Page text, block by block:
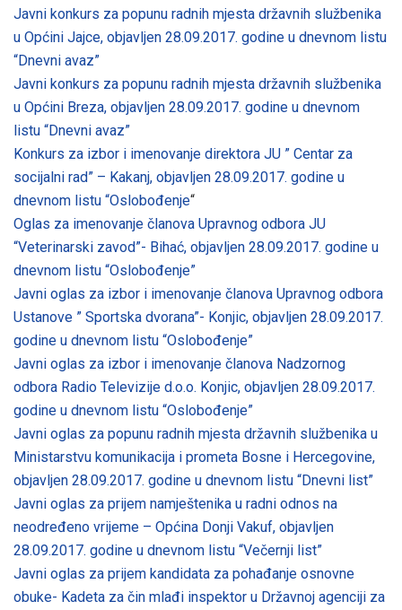
Javni konkurs za popunu radnih mjesta državnih službenika
u Općini Jajce, objavljen 28.09.2017. godine u dnevnom listu
“Dnevni avaz”
Javni konkurs za popunu radnih mjesta državnih službenika
u Općini Breza, objavljen 28.09.2017. godine u dnevnom
listu “Dnevni avaz”
Konkurs za izbor i imenovanje direktora JU ” Centar za
socijalni rad” – Kakanj, objavljen 28.09.2017. godine u
dnevnom listu “Oslobođenje“
Oglas za imenovanje članova Upravnog odbora JU
“Veterinarski zavod”- Bihać, objavljen 28.09.2017. godine u
dnevnom listu “Oslobođenje”
Javni oglas za izbor i imenovanje članova Upravnog odbora
Ustanove ” Sportska dvorana”- Konjic, objavljen 28.09.2017.
godine u dnevnom listu “Oslobođenje”
Javni oglas za izbor i imenovanje članova Nadzornog
odbora Radio Televizije d.o.o. Konjic, objavljen 28.09.2017.
godine u dnevnom listu “Oslobođenje”
Javni oglas za popunu radnih mjesta državnih službenika u
Ministarstvu komunikacija i prometa Bosne i Hercegovine,
objavljen 28.09.2017. godine u dnevnom listu “Dnevni list”
Javni oglas za prijem namještenika u radni odnos na
neodređeno vrijeme – Općina Donji Vakuf, objavljen
28.09.2017. godine u dnevnom listu “Večernji list”
Javni oglas za prijem kandidata za pohađanje osnovne
obuke- Kadeta za čin mlađi inspektor u Državnoj agenciji za